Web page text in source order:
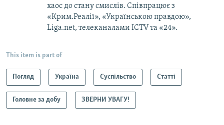
хаос до стану смислів. Співпрацює з
«Крим.Реалії», «Українською правдою»,
Liga.net, телеканалами ICTV та «24».
This item is part of
Погляд Україна Суспільство Статті
Головне за добу ЗВЕРНИ УВАГУ!